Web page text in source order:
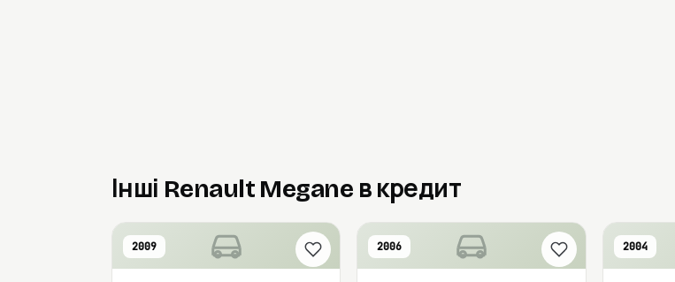
Інші Renault Megane в кредит
2009 2006 2004